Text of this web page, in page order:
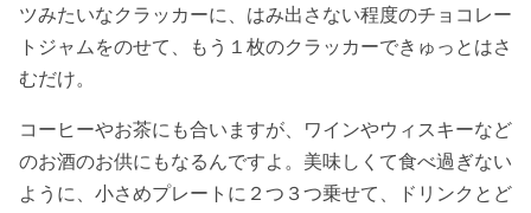
ツみたいなクラッカーに、はみ出さない程度のチョコレー
トジャムをのせて、もう１枚のクラッカーできゅっとはさ
むだけ。
コーヒーやお茶にも合いますが、ワインやウィスキーなど
のお酒のお供にもなるんですよ。美味しくて食べ過ぎない
ように、小さめプレートに２つ３つ乗せて、ドリンクとど